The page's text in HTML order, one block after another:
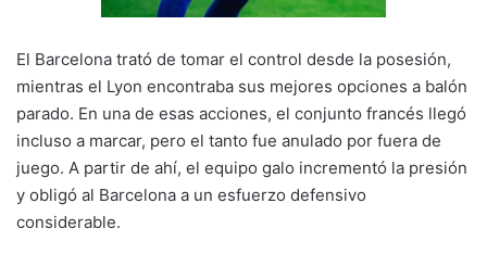
El Barcelona trató de tomar el control desde la posesión,
mientras el Lyon encontraba sus mejores opciones a balón
parado. En una de esas acciones, el conjunto francés llegó
incluso a marcar, pero el tanto fue anulado por fuera de
juego. A partir de ahí, el equipo galo incrementó la presión
y obligó al Barcelona a un esfuerzo defensivo
considerable.